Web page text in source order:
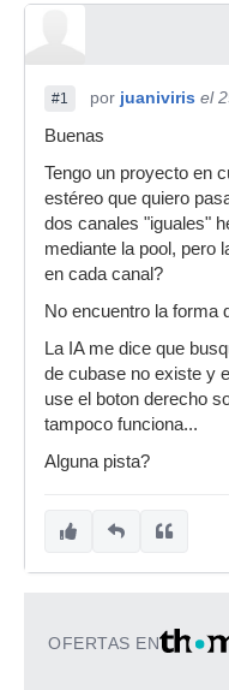
#1 por juaniviris el
Buenas
Tengo un proyecto en
estéreo que quiero
dos canales "iguales"
mediante la pool, pero
en cada canal?
No encuentro la forma
La IA me dice que
de cubase no existe y
use el boton derecho
tampoco funciona...
Alguna pista?
OFERTAS EN